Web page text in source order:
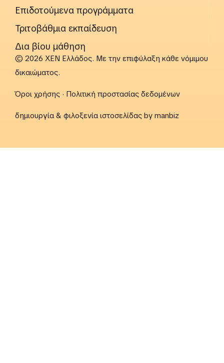
Επιδοτούμενα προγράμματα
Τριτοβάθμια εκπαίδευση
Δια βίου μάθηση
© 2026 ΧΕΝ Ελλάδος. Με την επιφύλαξη κάθε νόμιμου
δικαιώματος.
Όροι χρήσης · Πολιτική προστασίας δεδομένων
δημιουργία & φιλοξενία ιστοσελίδας by manbiz